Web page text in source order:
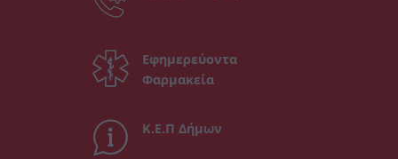
Εφημερεύοντα
Φαρμακεία
Κ.Ε.Π Δήμων